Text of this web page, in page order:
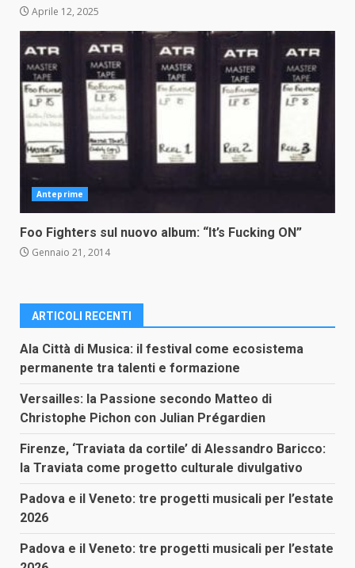
Aprile 12, 2025
Anteprime
Foo Fighters sul nuovo album: “It’s Fucking ON”
Gennaio 21, 2014
ARTICOLI RECENTI
Ala Città di Musica: il festival come ecosistema
permanente tra talenti e formazione
Versailles: la Passione secondo Matteo di
Christophe Pichon con Julian Prégardien
Firenze, ‘Traviata da cortile’ di Alessandro Baricco:
la Traviata come progetto culturale divulgativo
Padova e il Veneto: tre progetti musicali per l’estate
2026
Padova e il Veneto: tre progetti musicali per l’estate